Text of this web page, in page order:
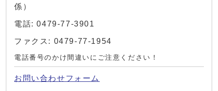
係）
電話: 0479-77-3901
ファクス: 0479-77-1954
電話番号のかけ間違いにご注意ください！
お問い合わせフォーム